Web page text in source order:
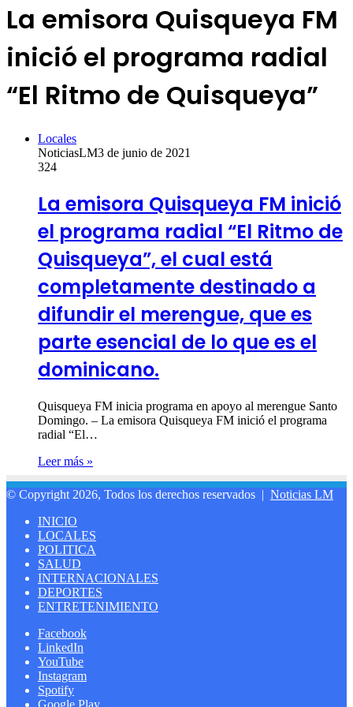
La emisora Quisqueya FM
inició el programa radial
“El Ritmo de Quisqueya”
Locales
NoticiasLM3 de junio de 2021
324
La emisora Quisqueya FM inició
el programa radial “El Ritmo de
Quisqueya”, el cual está
completamente destinado a
difundir el merengue, que es
parte esencial de lo que es el
dominicano.
Quisqueya FM inicia programa en apoyo al merengue Santo
Domingo. – La emisora Quisqueya FM inició el programa
radial “El…
Leer más »
© Copyright 2026, Todos los derechos reservados | Noticias LM
INICIO
LOCALES
POLITICA
SALUD
INTERNACIONALES
DEPORTES
ENTRETENIMIENTO
Facebook
LinkedIn
YouTube
Instagram
Spotify
Google Play